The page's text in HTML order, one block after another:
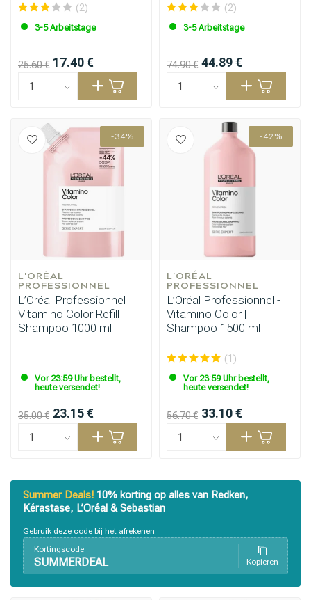
Stylingprodukte
(2)
3-5 Arbeitstage
25.60 € 17.40 €
(2)
3-5 Arbeitstage
74.90 € 44.89 €
-34%
L'ORÉAL
PROFESSIONNEL
L’Oréal Professionnel
Vitamino Color Refill
Shampoo 1000 ml
Vor 23:59 Uhr bestellt,
heute versendet!
35.00 € 23.15 €
-42%
L'ORÉAL
PROFESSIONNEL
L’Oréal Professionnel -
Vitamino Color |
Shampoo 1500 ml
(1)
Vor 23:59 Uhr bestellt,
heute versendet!
56.70 € 33.10 €
Summer Deals! 10% korting op alles van Redken,
Kérastase, L’Oréal & Sebastian
Gebruik deze code bij het afrekenen
Kortingscode
SUMMERDEAL Kopieren